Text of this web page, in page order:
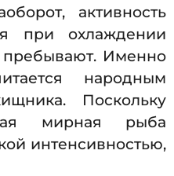
активность
при охлаждении
Именно
народным
Поскольку
мирная рыба
интенсивностью,